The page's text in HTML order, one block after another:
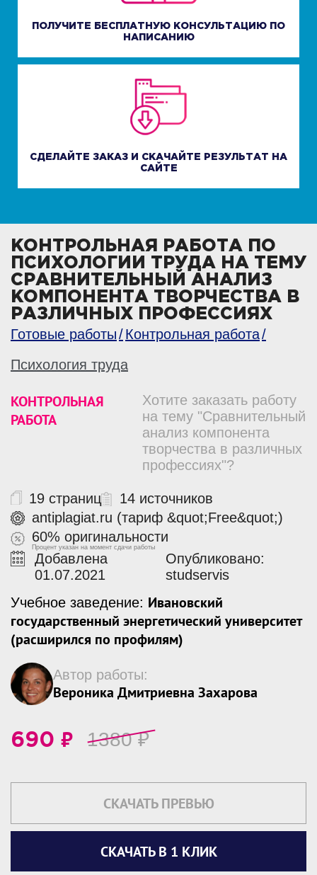
ПОЛУЧИТЕ БЕСПЛАТНУЮ КОНСУЛЬТАЦИЮ ПО
НАПИСАНИЮ
СДЕЛАЙТЕ ЗАКАЗ И СКАЧАЙТЕ РЕЗУЛЬТАТ НА
САЙТЕ
КОНТРОЛЬНАЯ РАБОТА ПО
ПСИХОЛОГИИ ТРУДА НА ТЕМУ
СРАВНИТЕЛЬНЫЙ АНАЛИЗ
КОМПОНЕНТА ТВОРЧЕСТВА В
РАЗЛИЧНЫХ ПРОФЕССИЯХ
Готовые работы
Контрольная работа
Психология труда
КОНТРОЛЬНАЯ
РАБОТА
Хотите заказать работу
на тему "Сравнительный
анализ компонента
творчества в различных
профессиях"?
19 страниц
14 источников
antiplagiat.ru (тариф &quot;Free&quot;)
60% оригинальности
Процент указан на момент сдачи работы
Добавлена
01.07.2021
Опубликовано:
studservis
Учебное заведение: Ивановский
государственный энергетический университет
(расширился по профилям)
Автор работы:
Вероника Дмитриевна Захарова
690 ₽ 1380₽
СКАЧАТЬ ПРЕВЬЮ
СКАЧАТЬ В 1 КЛИК